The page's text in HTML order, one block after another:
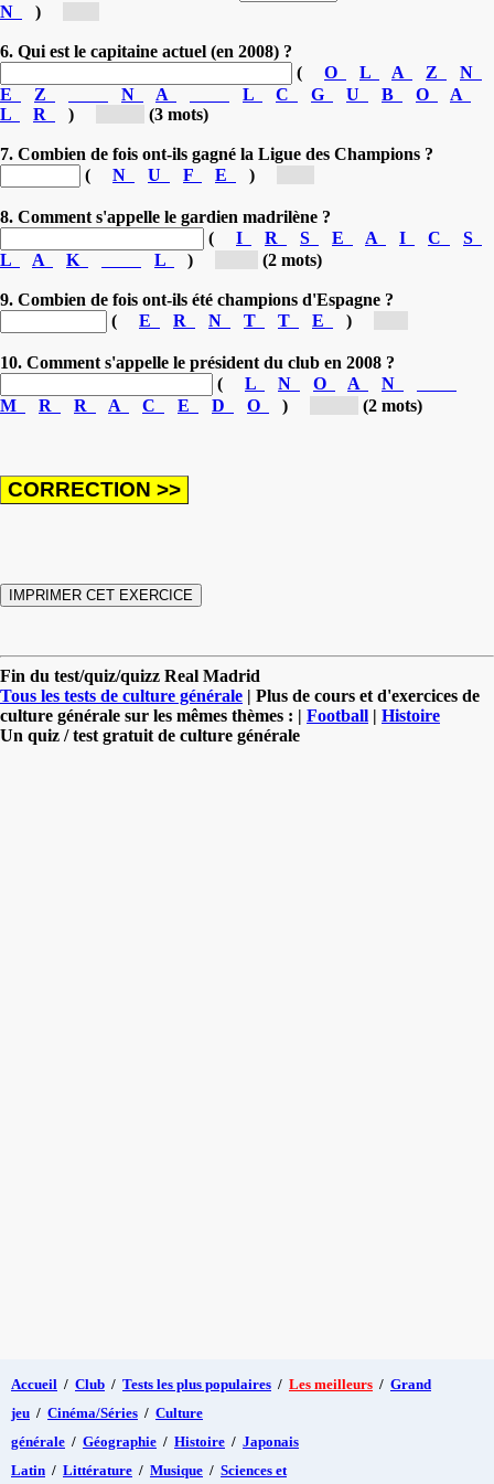
N
)
6. Qui est le capitaine actuel (en 2008) ?
(
O L A Z
N
E
Z N A L C G U B O
A
L
R ) (3 mots)
7. Combien de fois ont-ils gagné la Ligue des Champions ?
(
N U F E )
8. Comment s'appelle le gardien madrilène ?
(
I R S E A I C
S
L
A K L ) (2 mots)
9. Combien de fois ont-ils été champions d'Espagne ?
(
E R N T T E )
10. Comment s'appelle le président du club en 2008 ?
(
L N O A
N
M
R R A C E D O ) (2 mots)
Fin du test/quiz/quizz Real Madrid
Tous les tests de culture générale | Plus de cours et d'exercices de
culture générale sur les mêmes thèmes : | Football | Histoire
Un quiz / test gratuit de culture générale
Accueil / Club / Tests les plus populaires / Les meilleurs / Grand
jeu / Cinéma/Séries / Culture
générale / Géographie / Histoire / Japonais
Latin / Littérature / Musique / Sciences et